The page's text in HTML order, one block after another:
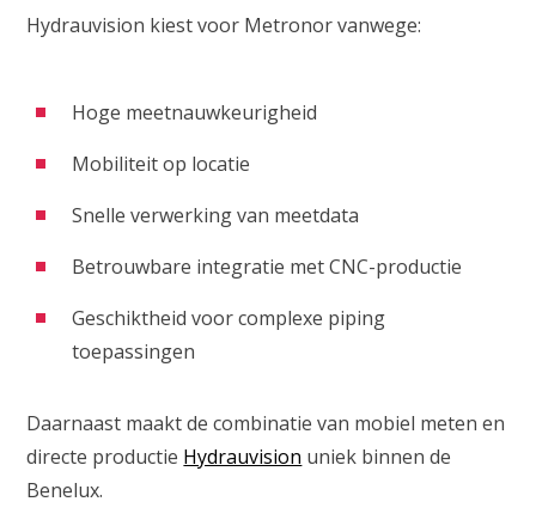
Hydrauvision kiest voor Metronor vanwege:
Hoge meetnauwkeurigheid
Mobiliteit op locatie
Snelle verwerking van meetdata
Betrouwbare integratie met CNC-productie
Geschiktheid voor complexe piping
toepassingen
Daarnaast maakt de combinatie van mobiel meten en
directe productie Hydrauvision uniek binnen de
Benelux.